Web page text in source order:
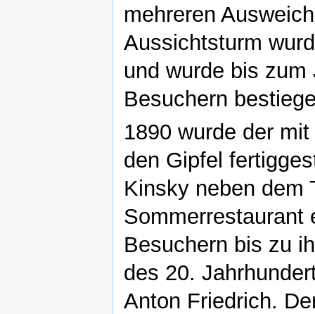
mehreren
Aussichtsturm
und wurde bis
Besuchern
1890 wurde der
den Gipfel
Kinsky neben dem
Sommerrestaurant
Besuchern bis zu
des 20.
Anton Friedrich.